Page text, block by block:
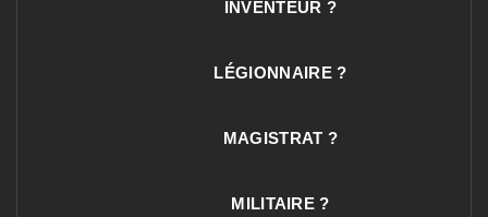
INVENTEUR ?
LÉGIONNAIRE ?
MAGISTRAT ?
MILITAIRE ?